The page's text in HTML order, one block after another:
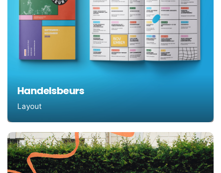
Handelsbeurs
Layout